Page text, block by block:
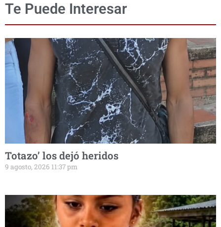
Te Puede Interesar
Totazo’ los dejó heridos
9 agosto, 2026 11:37 pm